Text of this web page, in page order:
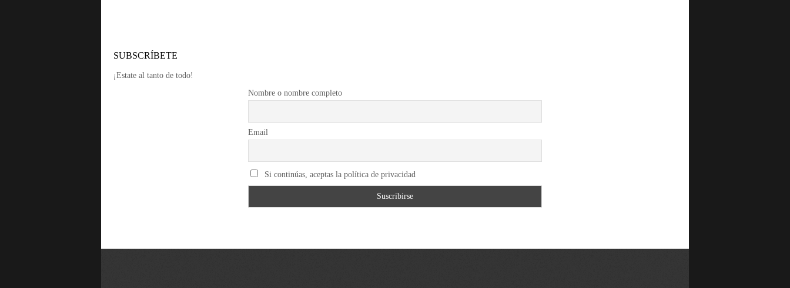
SUBSCRÍBETE
¡Estate al tanto de todo!
Nombre o nombre completo
Email
Si continúas, aceptas la política de privacidad